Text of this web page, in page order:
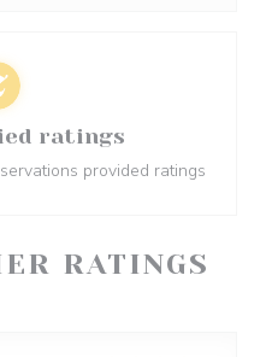
RATINGS
ratings
provided ratings